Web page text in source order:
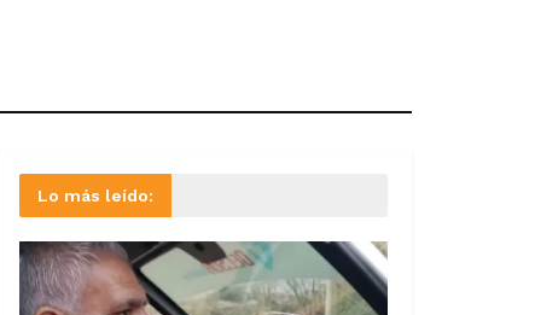
Lo más leído: